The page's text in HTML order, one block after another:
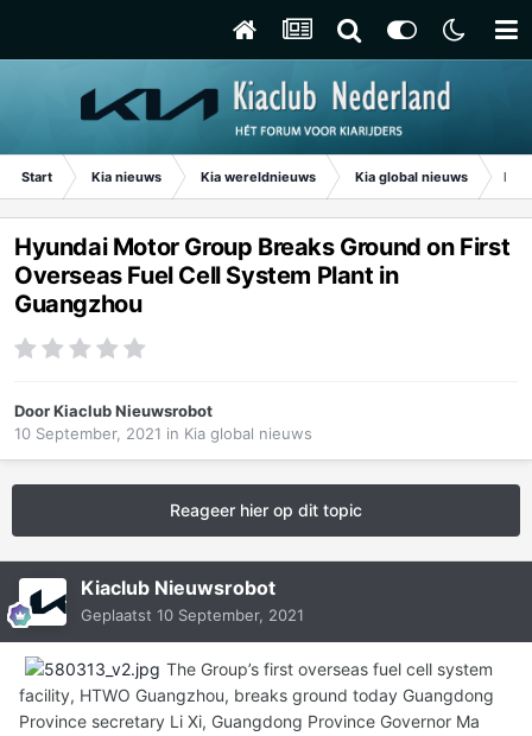
Start Kia nieuws Kia wereldnieuws Kia global nieuws
Hyundai Motor Group Breaks Ground on First
Overseas Fuel Cell System Plant in
Guangzhou
DoorKiaclub Nieuwsrobot
10 September, 2021 in Kia global nieuws
Reageer hier op dit topic
Kiaclub Nieuwsrobot
Geplaatst 10 September, 2021
The Group’s first overseas fuel cell system
facility, HTWO Guangzhou, breaks ground today Guangdong
Province secretary Li Xi, Guangdong Province Governor Ma